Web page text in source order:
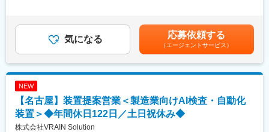
・設備や設計など製造業の川上から関わることで、実用性の高い
AI／DXの土台を作ることができます。
ートナー企業も巻き込むPM経験を積むことが可能です。
変更の範囲：会社の定める業務
・製造業（自動車、食品、電子部品など）へのAI外観検査装置の
法人提案営業
・顧客の課題ヒアリングおよび最適なAIカメラ、装置・システム
■当社について
2024年2月に創業から3年11か月で上場した「モノづくりのあり方
経験、スキル、年齢を考慮の上、当社規定により決定します。■人
事評価：年2回※評価に応じて給与改定を実施賃金はあくまでも目
安の金額であり、選考を通じて上下する可能性があります。月給
(月額)は固定手当を含めた表記です。
気になる 応募依頼する
（エージェントサービス）
NEW
【名古屋】装置提案営業＜製造業向けAI検査・自動化
装置＞◆年間休日122日／土日祝休み◆
株式会社VRAIN Solution